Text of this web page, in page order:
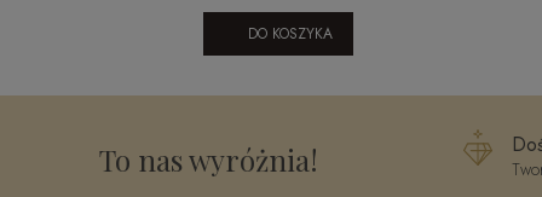
DO KOSZYKA
To nas wyróżnia!